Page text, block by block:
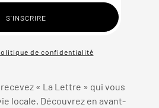
de confidentialité
« La Lettre » qui vous
locale. Découvrez en avant-